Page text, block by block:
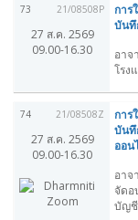
73 21/08508P
27 ส.ค. 2569
09.00-16.30
การ
บันทึ
อาจ
โรง
74 21/08508Z
27 ส.ค. 2569
09.00-16.30
การ
บันทึ
ออน
อาจ
จัดอ
บัญชี